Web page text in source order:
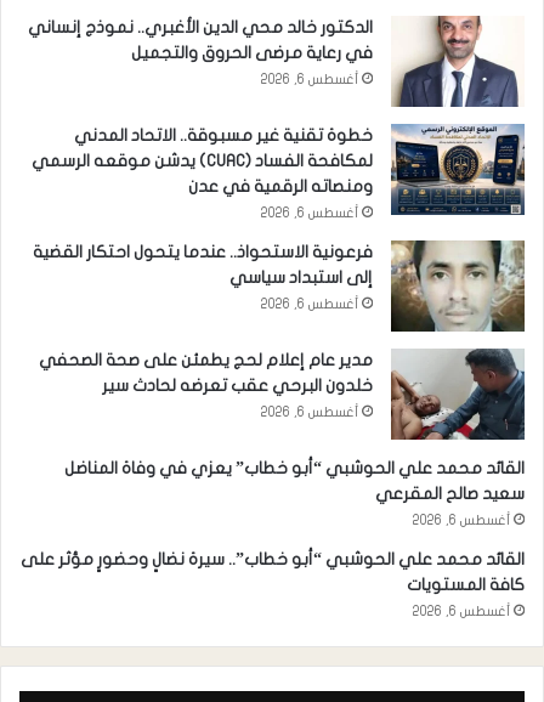
الدكتور خالد محي الدين الأغبري.. نموذج إنساني
في رعاية مرضى الحروق والتجميل
أغسطس 6, 2026
خطوة تقنية غير مسبوقة.. الاتحاد المدني
لمكافحة الفساد (CUAC) يدشن موقعه الرسمي
ومنصاته الرقمية في عدن
أغسطس 6, 2026
فرعونية الاستحواذ.. عندما يتحول احتكار القضية
إلى استبداد سياسي
أغسطس 6, 2026
مدير عام إعلام لحج يطمئن على صحة الصحفي
خلدون البرحي عقب تعرضه لحادث سير
أغسطس 6, 2026
القائد محمد علي الحوشبي “أبو خطاب” يعزي في وفاة المناضل
سعيد صالح المقرعي
أغسطس 6, 2026
القائد محمد علي الحوشبي “أبو خطاب”.. سيرة نضالٍ وحضورٍ مؤثر على
كافة المستويات
أغسطس 6, 2026